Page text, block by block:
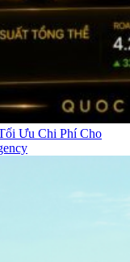
Ưu Chi Phí Cho